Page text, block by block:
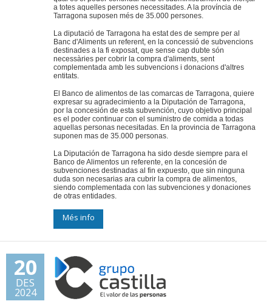
a totes aquelles persones necessitades. A la província de
Tarragona suposen més de 35.000 persones.
La diputació de Tarragona ha estat des de sempre per al
Banc d'Aliments un referent, en la concessió de subvencions
destinades a la fi exposat, que sense cap dubte són
necessàries per cobrir la compra d'aliments, sent
complementada amb les subvencions i donacions d'altres
entitats.
El Banco de alimentos de las comarcas de Tarragona, quiere
expresar su agradecimiento a la Diputación de Tarragona,
por la concesión de esta subvención, cuyo objetivo principal
es el poder continuar con el suministro de comida a todas
aquellas personas necesitadas. En la provincia de Tarragona
suponen mas de 35.000 personas.
La Diputación de Tarragona ha sido desde siempre para el
Banco de Alimentos un referente, en la concesión de
subvenciones destinadas al fin expuesto, que sin ninguna
duda son necesarias ara cubrir la compra de alimentos,
siendo complementada con las subvenciones y donaciones
de otras entidades.
Més info
20
DES
2024